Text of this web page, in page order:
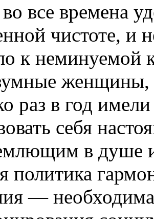
все времена
чистоте, и
к неминуемой
раз в год
себя
в душе
политика
—